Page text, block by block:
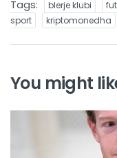
Tags: blerje klubi
sport
kriptomonedha
You might